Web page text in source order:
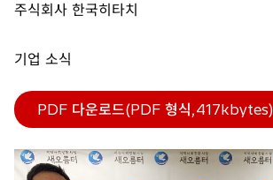
주식회사 한국히타치
기업 소식
PDF 다운로드(PDF 형식,417kbytes)
새
에